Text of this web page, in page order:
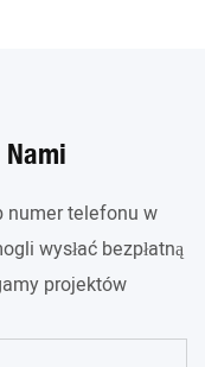
numer telefonu w
wysłać bezpłatną
projektów